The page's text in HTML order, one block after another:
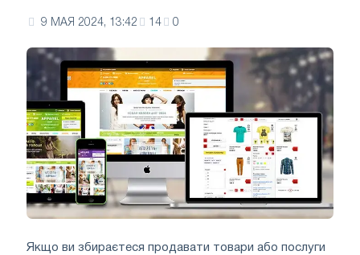
9 МАЯ 2024, 13:42 14 0
Якщо ви збираєтеся продавати товари або послуги